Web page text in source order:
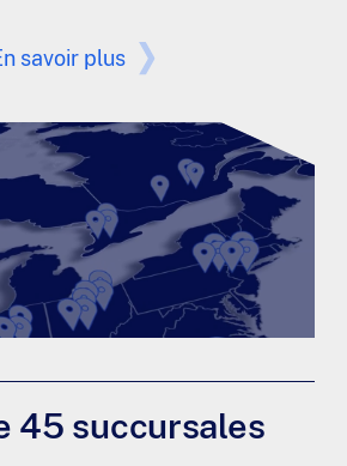
savoir plus
45 succursales